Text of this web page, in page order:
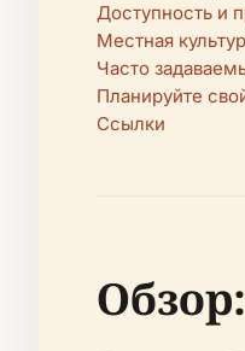
Доступность и
Местная
Часто
Планируйте
Ссылки